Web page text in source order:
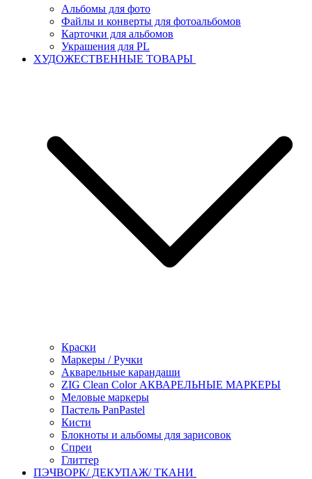
Альбомы для фото
Файлы и конверты для фотоальбомов
Карточки для альбомов
Украшения для PL
ХУДОЖЕСТВЕННЫЕ ТОВАРЫ
Краски
Маркеры / Ручки
Акварельные карандаши
ZIG Clean Color АКВАРЕЛЬНЫЕ МАРКЕРЫ
Меловые маркеры
Пастель PanPastel
Кисти
Блокноты и альбомы для зарисовок
Спреи
Глиттер
ПЭЧВОРК/ ДЕКУПАЖ/ ТКАНИ